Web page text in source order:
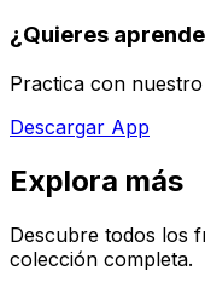
¿Quieres
Practica con
Descargar App
Explora más
Descubre todos los
colección completa.